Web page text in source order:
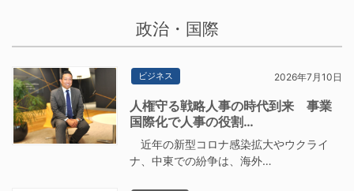
政治・国際
ビジネス 2026年7月10日
人権守る戦略人事の時代到来 事業
国際化で人事の役割…
近年の新型コロナ感染拡大やウクライ
ナ、中東での紛争は、海外…